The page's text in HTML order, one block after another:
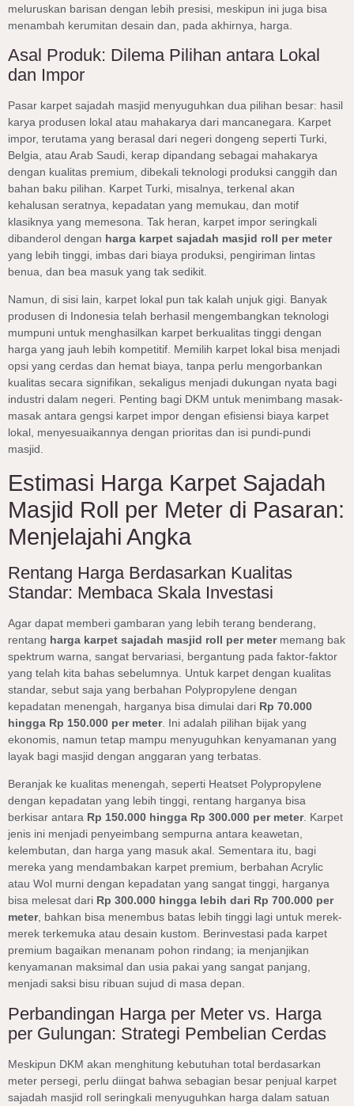
meluruskan barisan dengan lebih presisi, meskipun ini juga bisa
menambah kerumitan desain dan, pada akhirnya, harga.
Asal Produk: Dilema Pilihan antara Lokal
dan Impor
Pasar karpet sajadah masjid menyuguhkan dua pilihan besar: hasil
karya produsen lokal atau mahakarya dari mancanegara. Karpet
impor, terutama yang berasal dari negeri dongeng seperti Turki,
Belgia, atau Arab Saudi, kerap dipandang sebagai mahakarya
dengan kualitas premium, dibekali teknologi produksi canggih dan
bahan baku pilihan. Karpet Turki, misalnya, terkenal akan
kehalusan seratnya, kepadatan yang memukau, dan motif
klasiknya yang memesona. Tak heran, karpet impor seringkali
dibanderol dengan harga karpet sajadah masjid roll per meter
yang lebih tinggi, imbas dari biaya produksi, pengiriman lintas
benua, dan bea masuk yang tak sedikit.
Namun, di sisi lain, karpet lokal pun tak kalah unjuk gigi. Banyak
produsen di Indonesia telah berhasil mengembangkan teknologi
mumpuni untuk menghasilkan karpet berkualitas tinggi dengan
harga yang jauh lebih kompetitif. Memilih karpet lokal bisa menjadi
opsi yang cerdas dan hemat biaya, tanpa perlu mengorbankan
kualitas secara signifikan, sekaligus menjadi dukungan nyata bagi
industri dalam negeri. Penting bagi DKM untuk menimbang masak-
masak antara gengsi karpet impor dengan efisiensi biaya karpet
lokal, menyesuaikannya dengan prioritas dan isi pundi-pundi
masjid.
Estimasi Harga Karpet Sajadah
Masjid Roll per Meter di Pasaran:
Menjelajahi Angka
Rentang Harga Berdasarkan Kualitas
Standar: Membaca Skala Investasi
Agar dapat memberi gambaran yang lebih terang benderang,
rentang harga karpet sajadah masjid roll per metermemang bak
spektrum warna, sangat bervariasi, bergantung pada faktor-faktor
yang telah kita bahas sebelumnya. Untuk karpet dengan kualitas
standar, sebut saja yang berbahan Polypropylene dengan
kepadatan menengah, harganya bisa dimulai dari Rp 70.000
hingga Rp 150.000 per meter. Ini adalah pilihan bijak yang
ekonomis, namun tetap mampu menyuguhkan kenyamanan yang
layak bagi masjid dengan anggaran yang terbatas.
Beranjak ke kualitas menengah, seperti Heatset Polypropylene
dengan kepadatan yang lebih tinggi, rentang harganya bisa
berkisar antara Rp 150.000 hingga Rp 300.000 per meter. Karpet
jenis ini menjadi penyeimbang sempurna antara keawetan,
kelembutan, dan harga yang masuk akal. Sementara itu, bagi
mereka yang mendambakan karpet premium, berbahan Acrylic
atau Wol murni dengan kepadatan yang sangat tinggi, harganya
bisa melesat dari Rp 300.000 hingga lebih dari Rp 700.000 per
meter, bahkan bisa menembus batas lebih tinggi lagi untuk merek-
merek terkemuka atau desain kustom. Berinvestasi pada karpet
premium bagaikan menanam pohon rindang; ia menjanjikan
kenyamanan maksimal dan usia pakai yang sangat panjang,
menjadi saksi bisu ribuan sujud di masa depan.
Perbandingan Harga per Meter vs. Harga
per Gulungan: Strategi Pembelian Cerdas
Meskipun DKM akan menghitung kebutuhan total berdasarkan
meter persegi, perlu diingat bahwa sebagian besar penjual karpet
sajadah masjid roll seringkali menyuguhkan harga dalam satuan